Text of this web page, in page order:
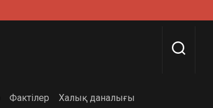
Фактілер Халық даналығы